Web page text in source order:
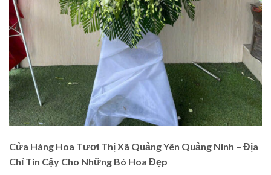
Cửa Hàng Hoa Tươi Thị Xã Quảng Yên Quảng Ninh – Địa
Chỉ Tin Cậy Cho Những Bó Hoa Đẹp